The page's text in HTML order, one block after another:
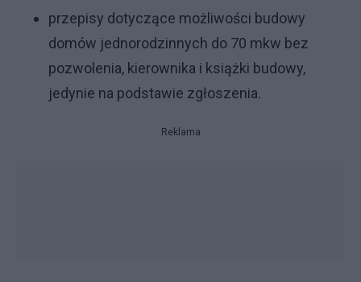
przepisy dotyczące możliwości budowy
domów jednorodzinnych do 70 mkw bez
pozwolenia, kierownika i książki budowy,
jedynie na podstawie zgłoszenia.
Reklama